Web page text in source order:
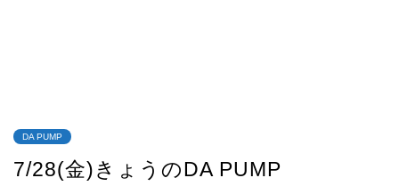
DA PUMP
7/28(金)きょうのDA PUMP